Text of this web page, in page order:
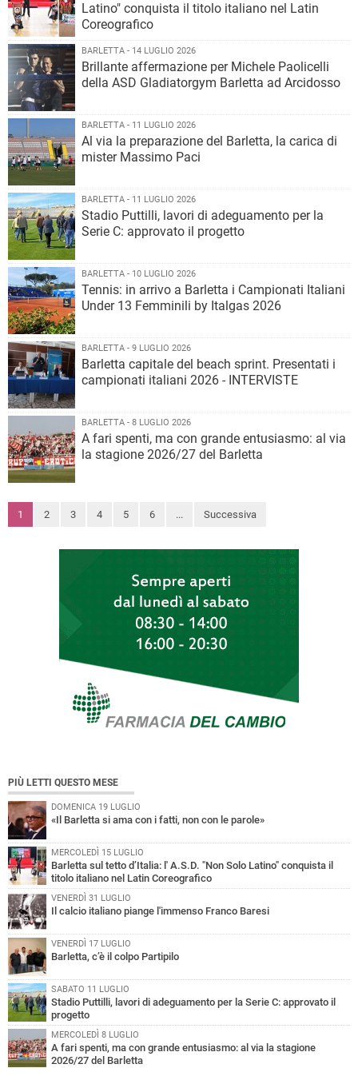
Latino" conquista il titolo italiano nel Latin
Coreografico
BARLETTA - 14 LUGLIO 2026
Brillante affermazione per Michele Paolicelli
della ASD Gladiatorgym Barletta ad Arcidosso
BARLETTA - 11 LUGLIO 2026
Al via la preparazione del Barletta, la carica di
mister Massimo Paci
BARLETTA - 11 LUGLIO 2026
Stadio Puttilli, lavori di adeguamento per la
Serie C: approvato il progetto
BARLETTA - 10 LUGLIO 2026
Tennis: in arrivo a Barletta i Campionati Italiani
Under 13 Femminili by Italgas 2026
BARLETTA - 9 LUGLIO 2026
Barletta capitale del beach sprint. Presentati i
campionati italiani 2026 - INTERVISTE
BARLETTA - 8 LUGLIO 2026
A fari spenti, ma con grande entusiasmo: al via
la stagione 2026/27 del Barletta
1 2 3 4 5 6 ... Successiva
PIÙ LETTI QUESTO MESE
DOMENICA 19 LUGLIO
«Il Barletta si ama con i fatti, non con le parole»
MERCOLEDÌ 15 LUGLIO
Barletta sul tetto d’Italia: l' A.S.D. "Non Solo Latino" conquista il
titolo italiano nel Latin Coreografico
VENERDÌ 31 LUGLIO
Il calcio italiano piange l'immenso Franco Baresi
VENERDÌ 17 LUGLIO
Barletta, c’è il colpo Partipilo
SABATO 11 LUGLIO
Stadio Puttilli, lavori di adeguamento per la Serie C: approvato il
progetto
MERCOLEDÌ 8 LUGLIO
A fari spenti, ma con grande entusiasmo: al via la stagione
2026/27 del Barletta